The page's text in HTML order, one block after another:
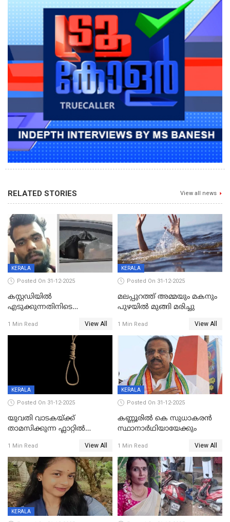
RELATED STORIES View all news
KERALA
Posted On 31-12-2025
കസ്റ്റഡിയിൽ
എടുക്കുന്നതിനിടെ
വധശ്രമക്കേസ് പ്രതി പിടിയിൽ
1 Min Read View All
KERALA
Posted On 31-12-2025
മലപ്പുറത്ത് അമ്മയും മകനും
പുഴയിൽ മുങ്ങി മരിച്ചു
1 Min Read View All
KERALA
Posted On 31-12-2025
യുവതി വാടകയ്ക്ക്
താമസിക്കുന്ന ഫ്ലാറ്റില്‍
സംഭവം കൈതപ്പൊയിലില്‍
1 Min Read View All
KERALA
Posted On 31-12-2025
കണ്ണൂരിൽ കെ സുധാകരൻ
സ്ഥാനാർഥിയായേക്കും
1 Min Read View All
KERALA